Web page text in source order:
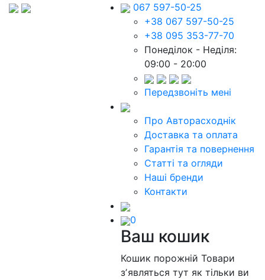
067 597-50-25
+38 067 597-50-25
+38 095 353-77-70
Понеділок - Неділя:
09:00 - 20:00
Передзвоніть мені
Про Авторасходнік
Доставка та оплата
Гарантія та повернення
Статті та огляди
Наші бренди
Контакти
0
Ваш кошик
Кошик порожнійТовари
зʼявляться тут як тільки ви